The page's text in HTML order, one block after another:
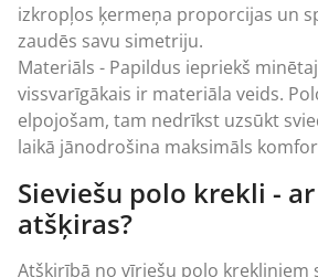
izkropļos ķermeņa proporcijas un
zaudēs savu simetriju.
Materiāls - Papildus iepriekš
vissvarīgākais ir materiāla veids.
elpojošam, tam nedrīkst uzsūkt
laikā jānodrošina maksimāls
Sieviešu polo krekli -
atšķiras?
Atšķirībā no vīriešu polo krekliņiem